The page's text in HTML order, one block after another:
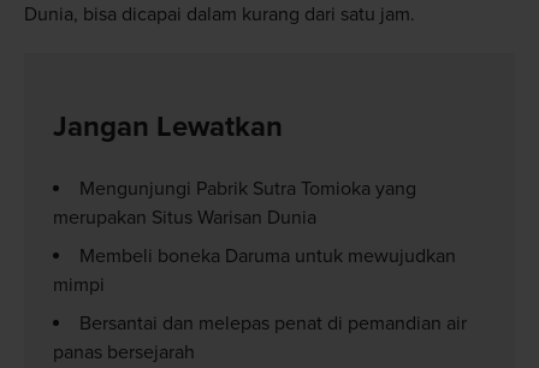
Dunia, bisa dicapai dalam kurang dari satu jam.
Jangan Lewatkan
Mengunjungi Pabrik Sutra Tomioka yang
merupakan Situs Warisan Dunia
Membeli boneka Daruma untuk mewujudkan
mimpi
Bersantai dan melepas penat di pemandian air
panas bersejarah